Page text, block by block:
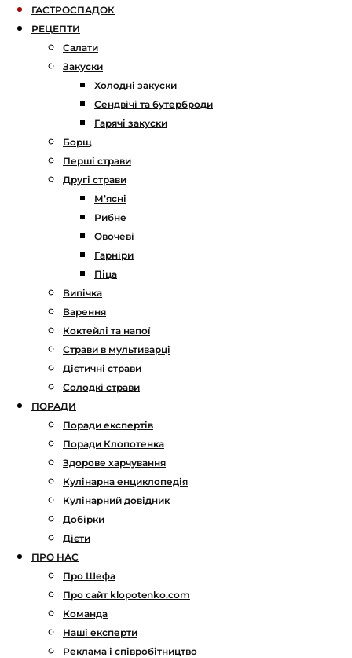
ГАСТРОСПАДОК
РЕЦЕПТИ
Салати
Закуски
Холодні закуски
Сендвічі та бутерброди
Гарячі закуски
Борщ
Перші страви
Другі страви
М’ясні
Рибне
Овочеві
Гарніри
Піца
Випічка
Варення
Коктейлі та напої
Страви в мультиварці
Дієтичні страви
Солодкі страви
ПОРАДИ
Поради експертів
Поради Клопотенка
Здорове харчування
Кулінарна енциклопедія
Кулінарний довідник
Добірки
Дієти
ПРО НАС
Про Шефа
Про сайт klopotenko.com
Команда
Наші експерти
Реклама і співробітництво